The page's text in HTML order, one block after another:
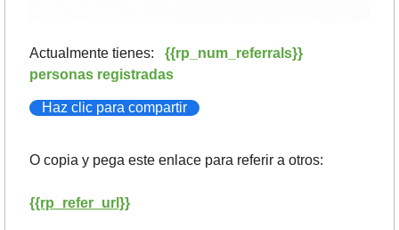
Actualmente tienes: {{rp_num_referrals}}
personas registradas
Haz clic para compartir
O copia y pega este enlace para referir a otros:
{{rp_refer_url}}